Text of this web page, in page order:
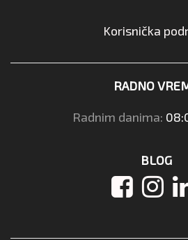
Korisnička
RADNO
Radnim danima:
BLOG